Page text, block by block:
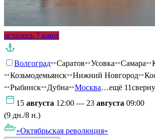
осталось 7 кают
Волгоград Саратов Усовка Самара
Козьмодемьянск
Нижний Новгород
Рыбинск
Дубна Москва…ещё 11
15 августа 12:00 — 23 августа 09:00
(9 дн./8 н.)
«Октябрьская революция»